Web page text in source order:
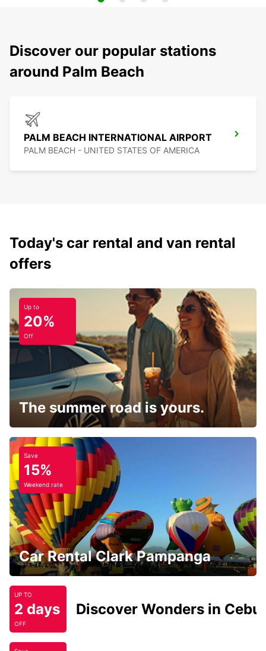
Discover our popular stations
around Palm Beach
PALM BEACH INTERNATIONAL AIRPORT
PALM BEACH - UNITED STATES OF AMERICA
Today's car rental and van rental
offers
Up to
20%
Off
The summer road is yours.
Save
15%
Weekend rate
Car Rental Clark Pampanga
UP TO
2 days
OFF
Discover Wonders in Cebu